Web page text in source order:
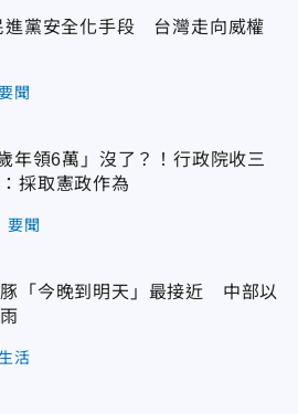
進黨安全化手段 台灣走向威權
聞
年領6萬」沒了？！行政院收三
採取憲政作為
要聞
「今晚到明天」最接近 中部以
生活